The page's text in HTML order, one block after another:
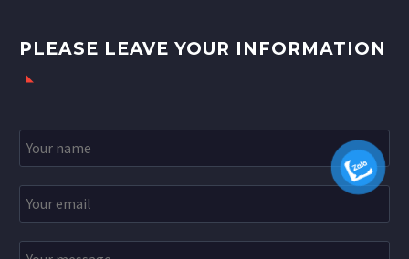
PLEASE LEAVE YOUR INFORMATION